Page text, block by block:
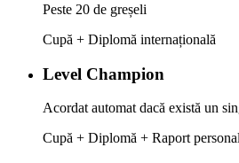
Peste 20 de greșeli
Cupă + Diplomă internațională
Level Champion
Acordat automat dacă există un
Cupă + Diplomă + Raport